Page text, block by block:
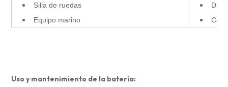
Silla de ruedas
Equipo marino
Uso y mantenimiento de la batería: